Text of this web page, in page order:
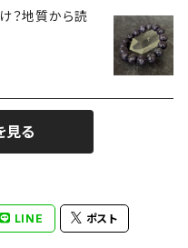
？地質から読
見る
LINE ポスト